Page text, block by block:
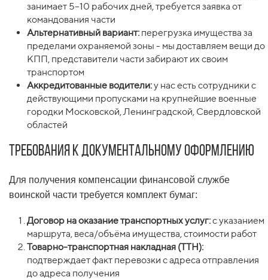
занимает 5–10 рабочих дней, требуется заявка от
командования части
Альтернативный вариант: перегрузка имущества за
пределами охраняемой зоны - мы доставляем вещи до
КПП, представители части забирают их своим
транспортом
Аккредитованные водители:у нас есть сотрудники с
действующими пропусками на крупнейшие военные
городки Московской, Ленинградской, Свердловской
областей
Требования к документальному оформлению
Для получения компенсации финансовой службе
воинской части требуется комплект бумаг:
Договор на оказание транспортных услуг:с указанием
маршрута, веса/объёма имущества, стоимости работ
Товарно-транспортная накладная (ТТН):
подтверждает факт перевозки с адреса отправления
до адреса получения